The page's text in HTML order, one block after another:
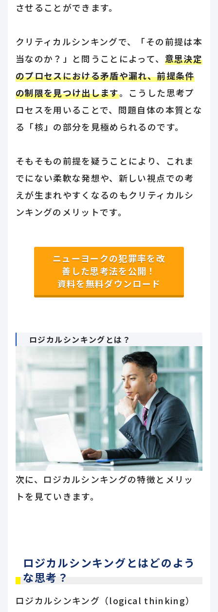
させることができます。
クリティカルシンキングで、「その前提は本
当なのか？」と問うことによって、 意思決定
のプロセスにおける矛盾や漏れ、前提条件
の制限を見つけ出します。こうした思考プ
ロセスを用いることで、問題自体の本質とな
る「核」の部分を見極められるのです。
そもそもの前提を疑うことにより、これま
でにない柔軟な発想や、新しい視点での考
えが生まれやすくなるのもクリティカルシ
ンキングのメリットです。
ニューヨークの犯罪率を改
善した思考法を公開！
資料を無料ダウンロード
ロジカルシンキングとは？
次に、ロジカルシンキングの特徴とメリッ
トを見ていきます。
ロジカルシンキングとはどのよう
な思考？
ロジカルシンキング（logical thinking）